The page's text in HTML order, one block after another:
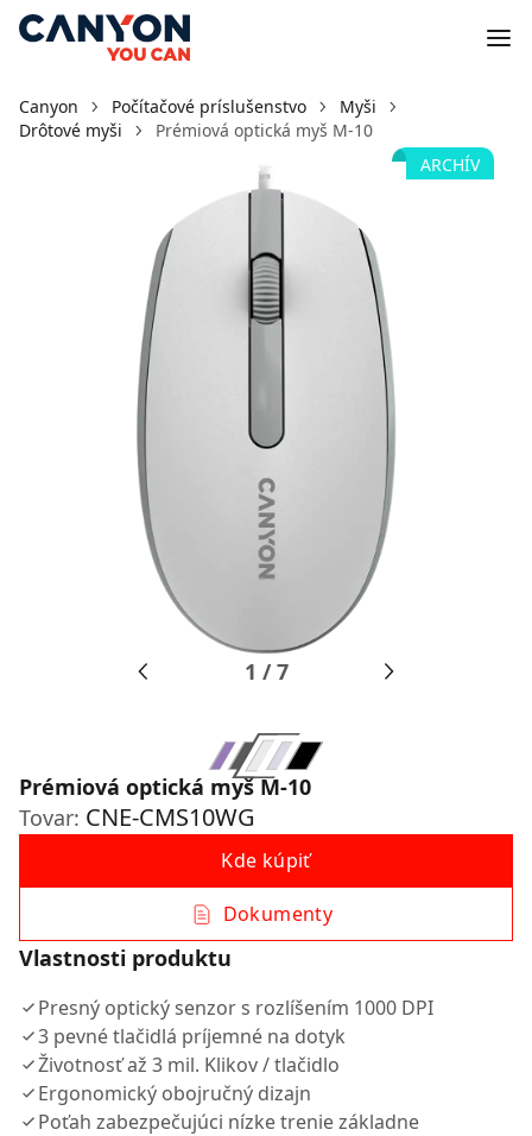
Canyon Počítačové príslušenstvo
Myši
Drôtové myši
Prémiová optická myš M-10
ARCHÍV
1 /7
Prémiová optická myš M-10
Tovar: CNE-CMS10WG
Kde kúpiť
Dokumenty
Vlastnosti produktu
Presný optický senzor s rozlíšením 1000 DPI
3 pevné tlačidlá príjemné na dotyk
Životnosť až 3 mil. Klikov / tlačidlo
Ergonomický obojručný dizajn
Poťah zabezpečujúci nízke trenie základne